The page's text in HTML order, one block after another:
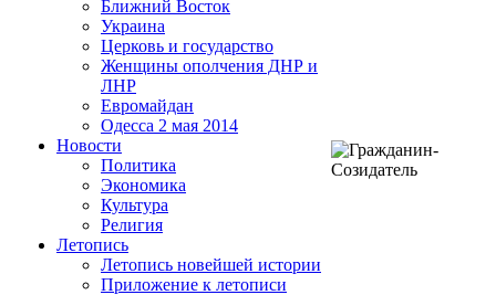
Ближний Восток
Украина
Церковь и государство
Женщины ополчения ДНР и
ЛНР
Евромайдан
Одесса 2 мая 2014
Новости
Политика
Экономика
Культура
Религия
Летопись
Летопись новейшей истории
Приложение к летописи